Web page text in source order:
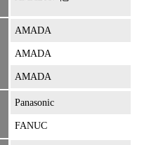
AMADA
AMADA
AMADA
Panasonic
FANUC